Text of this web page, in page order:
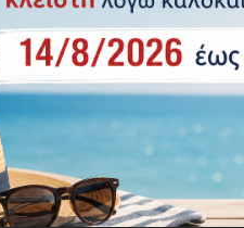
ΑΝΑΖΗΤΗΣΗ ΑΠΟΣΤΟΛΗΣ